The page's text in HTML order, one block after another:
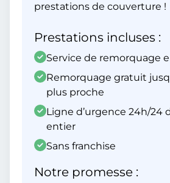
prestations de couverture !
Prestations incluses :
Service de remorquage
Remorquage gratuit
plus proche
Ligne d’urgence 24h/24
entier
Sans franchise
Notre promesse :